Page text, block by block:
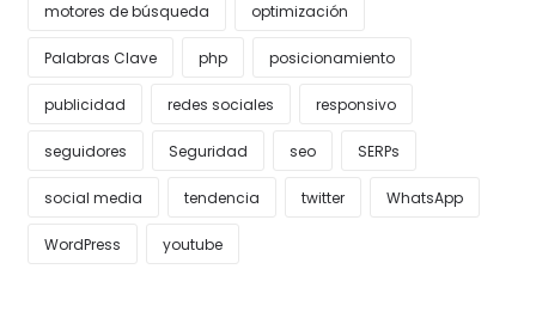
motores de búsqueda optimización
Palabras Clave php posicionamiento
publicidad redes sociales responsivo
seguidores Seguridad seo SERPs
social media tendencia twitter WhatsApp
WordPress youtube